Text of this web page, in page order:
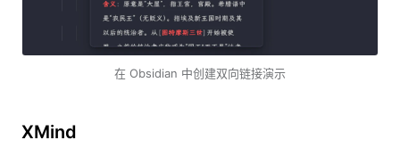
在 Obsidian 中创建双向链接演示
XMind